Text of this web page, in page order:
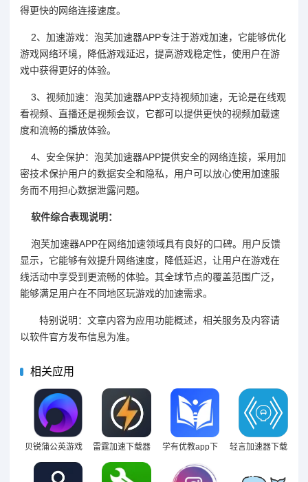
得更快的网络连接速度。
2、加速游戏：泡芙加速器APP专注于游戏加速，它能够优化
游戏网络环境，降低游戏延迟，提高游戏稳定性，使用户在游
戏中获得更好的体验。
3、视频加速：泡芙加速器APP支持视频加速，无论是在线观
看视频、直播还是视频会议，它都可以提供更快的视频加载速
度和流畅的播放体验。
4、安全保护：泡芙加速器APP提供安全的网络连接，采用加
密技术保护用户的数据安全和隐私，用户可以放心使用加速服
务而不用担心数据泄露问题。
软件综合表现说明：
泡芙加速器APP在网络加速领域具有良好的口碑。用户反馈
显示，它能够有效提升网络速度，降低延迟，让用户在游戏在
线活动中享受到更流畅的体验。其全球节点的覆盖范围广泛，
能够满足用户在不同地区玩游戏的加速需求。
特别说明：文章内容为应用功能概述，相关服务及内容请
以软件官方发布信息为准。
相关应用
贝锐蒲公英游戏
雷霆加速下载器
app下载
学有优教app下
载
轻言加速器下载